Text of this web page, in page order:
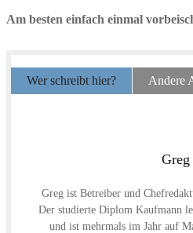
Am besten einfach einmal
Wer schreibt hier? Andere
Greg
Greg ist Betreiber und
Der studierte Diplom Kaufmann
und ist mehrmals im Jahr auf